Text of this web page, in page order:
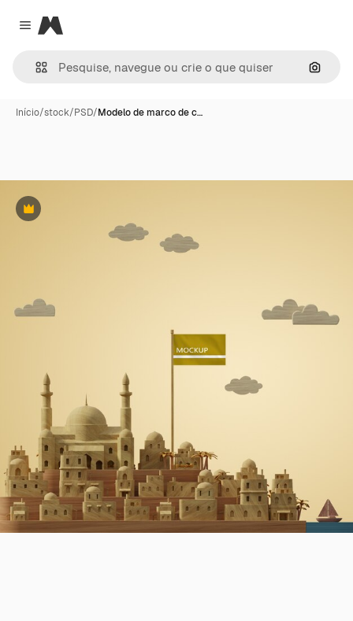
Close menu
Magnific
Início/stock/PSD/Modelo de marco de c…
Premium